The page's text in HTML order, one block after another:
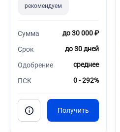
рекомендуем
Сумма до 30 000 ₽
Срок до 30 дней
Одобрение среднее
ПСК 0 - 292%